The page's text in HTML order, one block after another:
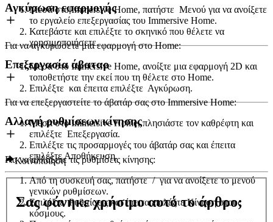
Μέσα στο Immersive Home, πατήστε Μενού για να ανοίξετε
το εργαλείο επεξεργασίας του Immersive Home.
Κατεβάστε και επιλέξτε το σκηνικό που θέλετε να
χρησιμοποιήσετε.
Αγκύρωση εφαρμογής
Για να αγκυρώσετε μια εφαρμογή στο Home:
Μέσα στο Immersive Home, ανοίξτε μια εφαρμογή 2D και
τοποθετήστε την εκεί που τη θέλετε στο Home.
Επιλέξτε και έπειτα επιλέξτε Αγκύρωση.
Επεξεργασία άβαταρ
Για να επεξεργαστείτε το άβατάρ σας στο Immersive Home:
Μέσα στο Immersive Home, πλησιάστε τον καθρέφτη και
επιλέξτε Επεξεργασία.
Επιλέξτε τις προσαρμογές του άβατάρ σας και έπειτα
επιλέξτεΑποθήκευση.
Αλλαγή ρυθμίσεων κίνησης
Για να αλλάξετε τις ρυθμίσεις κίνησης:
Από τη συσκευή σας, πατήστε/για να ανοίξετε το μενού
γενικών ρυθμίσεων.
ΕπιλέξτεΡυθμίσειςκαι έπειτα επιλέξτεΚίνηση στους
κόσμους.
Κοινοποίηση
Σας φάνηκε χρήσιμο αυτό το άρθρο;